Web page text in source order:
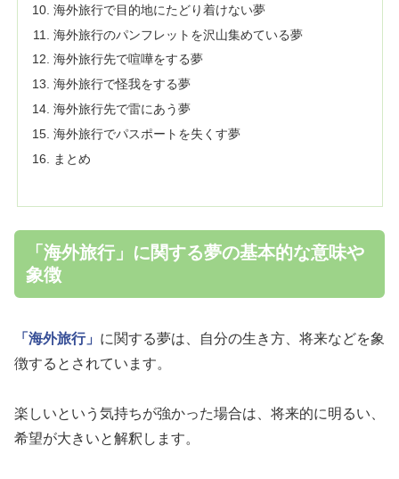
海外旅行で目的地にたどり着けない夢
海外旅行のパンフレットを沢山集めている夢
海外旅行先で喧嘩をする夢
海外旅行で怪我をする夢
海外旅行先で雷にあう夢
海外旅行でパスポートを失くす夢
まとめ
「海外旅行」に関する夢の基本的な意味や
象徴
「海外旅行」 に関する夢は、自分の生き方、将来などを象
徴するとされています。
楽しいという気持ちが強かった場合は、将来的に明るい、
希望が大きいと解釈します。